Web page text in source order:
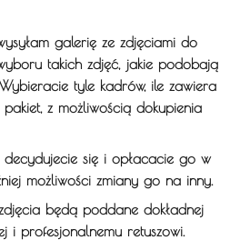
galerię ze zdjęciami do
takich zdjęć, jakie podobają
tyle kadrów, ile zawiera
z możliwością dokupienia
się i opłacacie go w
możliwości zmiany go na inny.
będą poddane dokładnej
i profesjonalnemu retuszowi.